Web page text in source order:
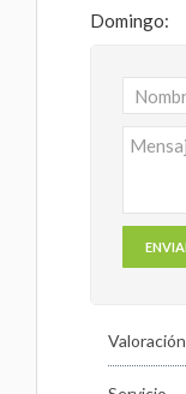
Domingo:
Valoración